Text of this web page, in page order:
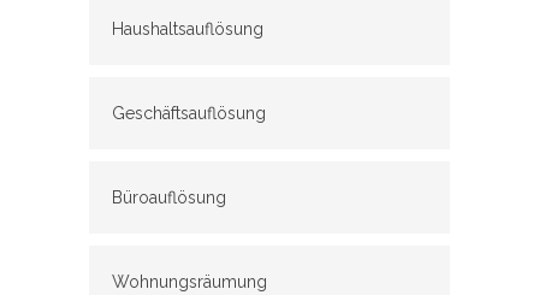
Haushaltsauflösung
Geschäftsauflösung
Büroauflösung
Wohnungsräumung